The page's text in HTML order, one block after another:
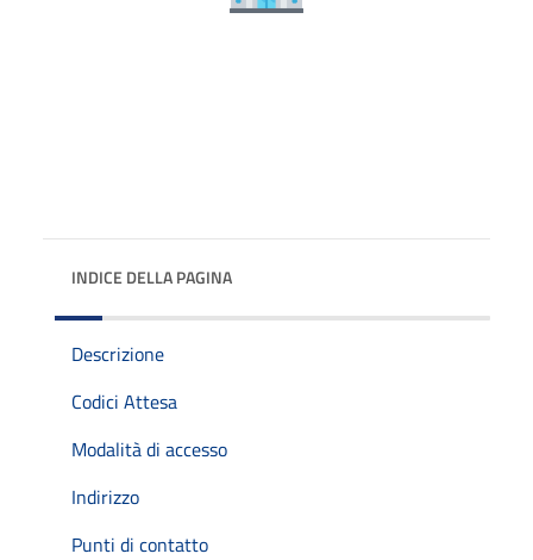
INDICE DELLA PAGINA
Descrizione
Codici Attesa
Modalità di accesso
Indirizzo
Punti di contatto